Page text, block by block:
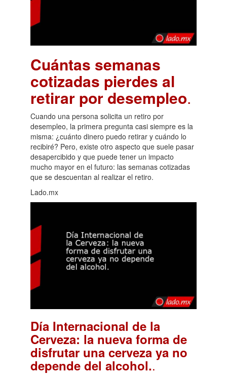
Cuántas semanas
cotizadas pierdes al
retirar por desempleo.
Cuando una persona solicita un retiro por
desempleo, la primera pregunta casi siempre es la
misma: ¿cuánto dinero puedo retirar y cuándo lo
recibiré? Pero, existe otro aspecto que suele pasar
desapercibido y que puede tener un impacto
mucho mayor en el futuro: las semanas cotizadas
que se descuentan al realizar el retiro.
Lado.mx
Día Internacional de la
Cerveza: la nueva forma de
disfrutar una cerveza ya no
depende del alcohol..